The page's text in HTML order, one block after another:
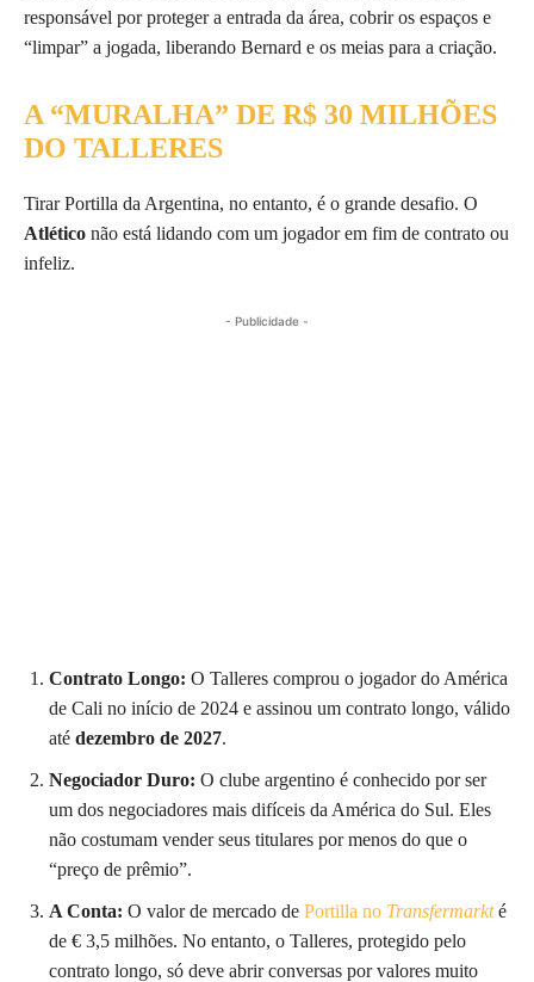
responsável por proteger a entrada da área, cobrir os espaços e
“limpar” a jogada, liberando Bernard e os meias para a criação.
A “MURALHA” DE R$ 30 MILHÕES
DO TALLERES
Tirar Portilla da Argentina, no entanto, é o grande desafio. O
Atlético não está lidando com um jogador em fim de contrato ou
infeliz.
- Publicidade -
Contrato Longo: O Talleres comprou o jogador do América
de Cali no início de 2024 e assinou um contrato longo, válido
até dezembro de 2027.
Negociador Duro: O clube argentino é conhecido por ser
um dos negociadores mais difíceis da América do Sul. Eles
não costumam vender seus titulares por menos do que o
“preço de prêmio”.
A Conta: O valor de mercado de Portilla no Transfermarkt é
de € 3,5 milhões. No entanto, o Talleres, protegido pelo
contrato longo, só deve abrir conversas por valores muito